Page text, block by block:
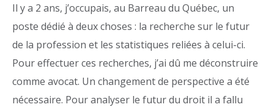
Il y a 2 ans, j’occupais, au Barreau du Québec, un
poste dédié à deux choses : la recherche sur le futur
de la profession et les statistiques reliées à celui-ci.
Pour effectuer ces recherches, j’ai dû me déconstruire
comme avocat. Un changement de perspective a été
nécessaire. Pour analyser le futur du droit il a fallu